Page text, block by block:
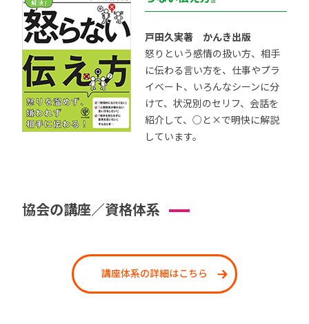
戸田久実著 かんき出版
怒りという感情の扱い方、相手
に伝わる言い方を、仕事やプラ
イベート、いろんなシーンに分
けて、状況別のセリフ、会話を
紹介して、○と×で明快に解説
しています。
協会の講座／資格体系
講座体系の詳細はこちら